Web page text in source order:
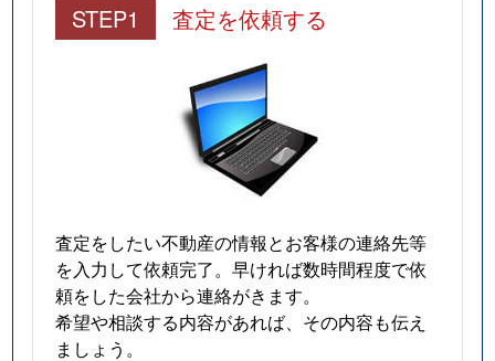
STEP1 査定を依頼する
査定をしたい不動産の情報とお客様の連絡先等
を入力して依頼完了。早ければ数時間程度で依
頼をした会社から連絡がきます。
希望や相談する内容があれば、その内容も伝え
ましょう。